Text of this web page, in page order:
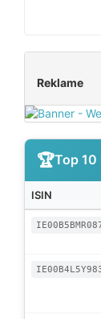
Reklame
Top 10
ISIN